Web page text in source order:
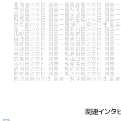
北海道の女性 副業一覧青森県の女性 副業一
宮城県の女性 副業一覧 秋田県の女性 副業一
福島県の女性 副業一覧 茨城県の女性 副業一
群馬県の女性 副業一覧埼玉県の女性 副業一
東京都の女性 副業一覧 神奈川県の女性 副業
富山県の女性 副業一覧 石川県の女性 副業一
山梨県の女性 副業一覧長野県の女性 副業一
静岡県の女性 副業一覧 愛知県の女性 副業一
滋賀県の女性 副業一覧 京都府の女性 副業一
兵庫県の女性 副業一覧 奈良県の女性 副業一
鳥取県の女性 副業一覧 島根県の女性 副業一
広島県の女性 副業一覧 山口県の女性 副業一
香川県の女性 副業一覧 愛媛県の女性 副業一
福岡県の女性 副業一覧佐賀県の女性 副業一
熊本県の女性 副業一覧 大分県の女性 副業一
鹿児島県の女性 副業一覧 沖縄県の女性 副業
関連インタ